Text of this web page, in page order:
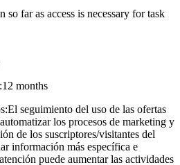
so far as access is necessary for task
12 months
El seguimiento del uso de las ofertas
los procesos de marketing y
de los suscriptores/visitantes del
información más específica e
puede aumentar las actividades